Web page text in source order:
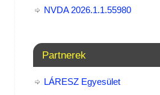
NVDA 2026.1.1.55980
Partnerek
LÁRESZ Egyesület